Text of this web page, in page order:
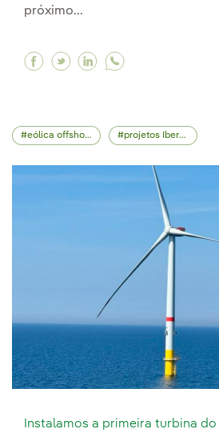
próximo...
Facebook Windanker,
Twitter Windanker,
Linkedin
eólica offshore projetos Iberdrola
Instalamos a primeira turbina